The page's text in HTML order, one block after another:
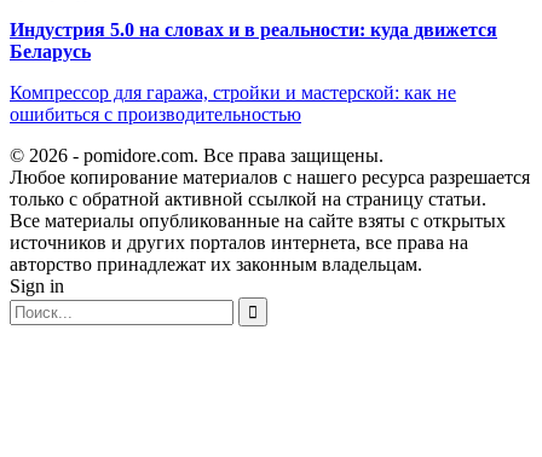
Индустрия 5.0 на словах и в реальности: куда движется
Беларусь
Компрессор для гаража, стройки и мастерской: как не
ошибиться с производительностью
© 2026 - pomidore.com. Все права защищены.
Любое копирование материалов с нашего ресурса разрешается
только с обратной активной ссылкой на страницу статьи.
Все материалы опубликованные на сайте взяты с открытых
источников и других порталов интернета, все права на
авторство принадлежат их законным владельцам.
Sign in